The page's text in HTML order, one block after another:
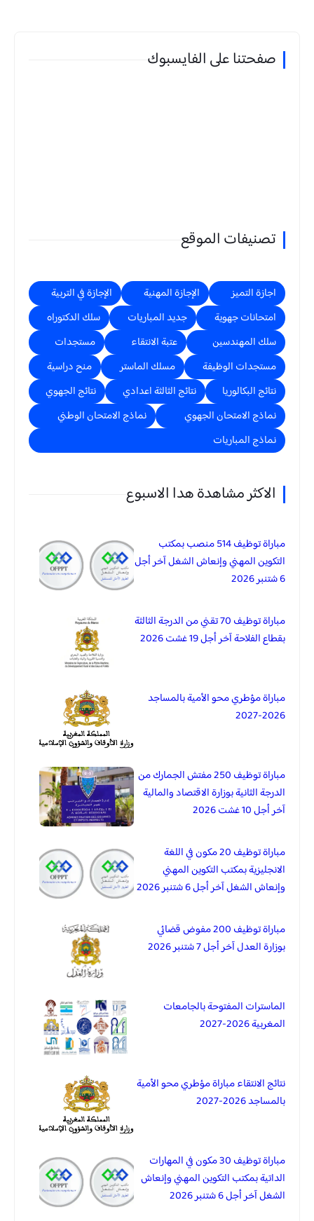
صفحتنا على الفايسبوك
تصنيفات الموقع
اجازة التميز الإجازة المهنية
الإجازة في التربية
امتحانات جهوية
جديد المباريات
سلك الدكتوراه
سلك المهندسين
عتبة الانتقاء
مستجدات
مستجدات الوظيفة
مسلك الماستر
منح دراسية
نتائج البكالوريا
نتائج الثالثة اعدادي
نتائج الجهوي
نماذج الامتحان الجهوي
نماذج الامتحان الوطني
نماذج المباريات
الاكثر مشاهدة هدا الاسبوع
مباراة توظيف 514 منصب بمكتب
التكوين المهني وإنعاش الشغل آخر أجل
6 شتنبر 2026
مباراة توظيف 70 تقني من الدرجة الثالثة
بقطاع الفلاحة آخر أجل 19 غشت 2026
مباراة مؤطري محو الأمية بالمساجد
2026-2027
مباراة توظيف 250 مفتش الجمارك من
الدرجة الثانية بوزارة الاقتصاد والمالية
آخر أجل 10 غشت 2026
مباراة توظيف 20 مكون في اللغة
الانجليزية بمكتب التكوين المهني
وإنعاش الشغل آخر أجل 6 شتنبر 2026
مباراة توظيف 200 مفوض قضائي
بوزارة العدل آخر أجل 7 شتنبر 2026
الماسترات المفتوحة بالجامعات
المغربية 2026-2027
نتائج الانتقاء مباراة مؤطري محو الأمية
بالمساجد 2026-2027
مباراة توظيف 30 مكون في المهارات
الداتية بمكتب التكوين المهني وإنعاش
الشغل آخر أجل 6 شتنبر 2026